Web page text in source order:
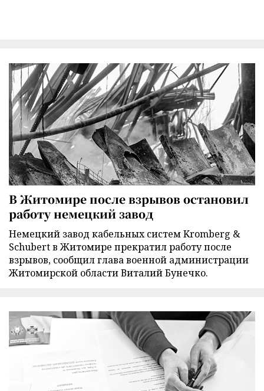
В Житомире после взрывов остановил
работу немецкий завод
Немецкий завод кабельных систем Kromberg &
Schubert в Житомире прекратил работу после
взрывов, сообщил глава военной администрации
Житомирской области Виталий Бунечко.